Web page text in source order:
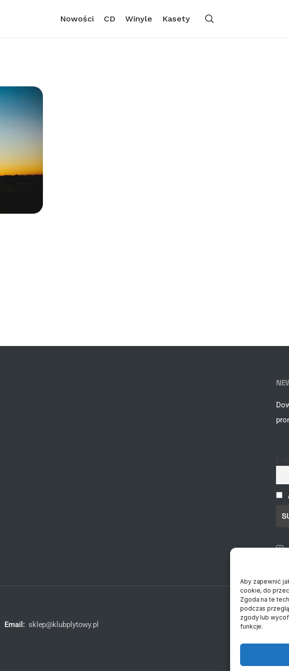
Aby zapewnić
cookie, do
Zgoda na te
podczas
zgody lub
funkcje.
Nowości CD Winyle Kasety
Email: sklep@klubplytowy.pl